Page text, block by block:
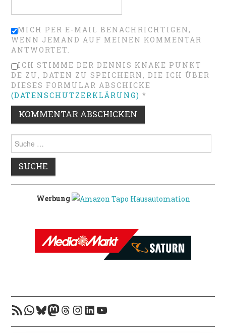
MICH PER E-MAIL BENACHRICHTIGEN,
WENN JEMAND AUF MEINEN KOMMENTAR
ANTWORTET.
ICH STIMME DER DENNIS KNAKE PUNKT
DE ZU, DATEN ZU SPEICHERN, DIE ICH ÜBER
DIESES FORMULAR ABSCHICKE
(DATENSCHUTZERKLÄRUNG) *
nach:
Werbung
RSS-FeedWhatsApp
Bluesky
Mastodon
Threads
Instagram
LinkedIn
YouTube